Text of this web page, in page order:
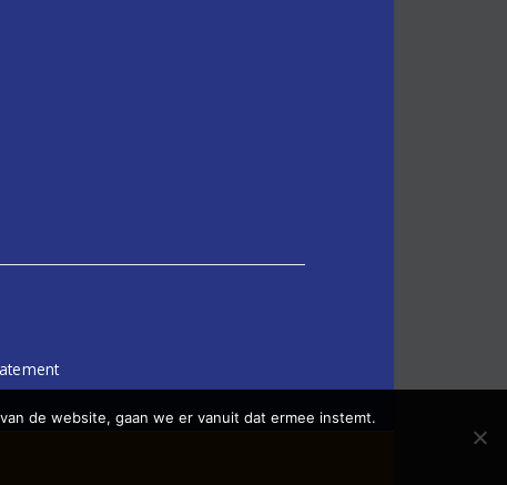
de website, gaan we er vanuit dat ermee instemt.